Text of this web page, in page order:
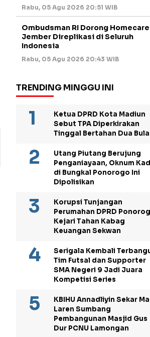
Rabu, 05 Agu 2026 20:51 WIB
Ombudsman RI Dorong Homecare
Jember Direplikasi di Seluruh
Indonesia
Rabu, 05 Agu 2026 20:43 WIB
TRENDING MINGGU INI
Ketua DPRD Kota Madiun
Sebut TPA Diperkirakan
Tinggal Bertahan Dua
Utang Piutang Berujung
Penganiayaan, Oknum
di Bungkal Ponorogo Ini
Dipolisikan
Korupsi Tunjangan
Perumahan DPRD
Kejari Tahan Kabag
Keuangan Sekwan
Serigala Kembali
Tim Futsal dan Supporter
SMA Negeri 9 Jadi Juara
Kompetisi Series
KBIHU Annadliyin Sekar
Laren Sumbang
Pembangunan Masjid Gus
Dur PCNU Lamongan